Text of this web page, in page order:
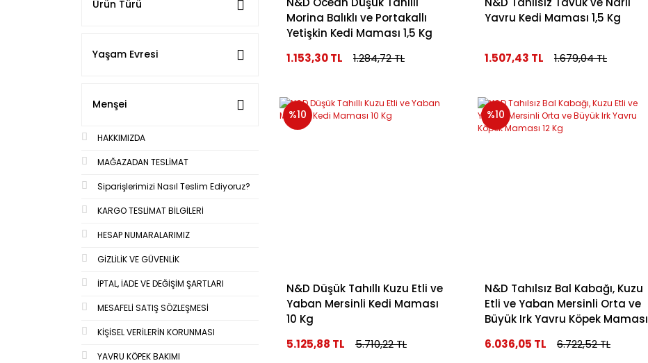
Ürün Türü
Yaşam Evresi
Menşei
HAKKIMIZDA
MAĞAZADAN TESLİMAT
Siparişlerimizi Nasıl Teslim Ediyoruz?
KARGO TESLİMAT BİLGİLERİ
HESAP NUMARALARIMIZ
GİZLİLİK VE GÜVENLİK
İPTAL, İADE VE DEĞİŞİM ŞARTLARI
MESAFELİ SATIŞ SÖZLEŞMESİ
KİŞİSEL VERİLERİN KORUNMASI
YAVRU KÖPEK BAKIMI
Morina Balıklı ve Portakallı
Yetişkin Kedi Maması 1,5 Kg
1.153,30 TL
1.284,72 TL
Yavru Kedi Maması 1,5 Kg
1.507,43 TL 1.679,04 TL
%10
N&D Düşük Tahıllı Kuzu Etli ve
Yaban Mersinli Kedi Maması
10 Kg
5.125,88 TL
5.710,22 TL
%10
N&D Tahılsız Bal Kabağı, Kuzu
Etli ve Yaban Mersinli Orta ve
Büyük Irk Yavru Köpek Maması
6.036,05 TL 6.722,52 TL